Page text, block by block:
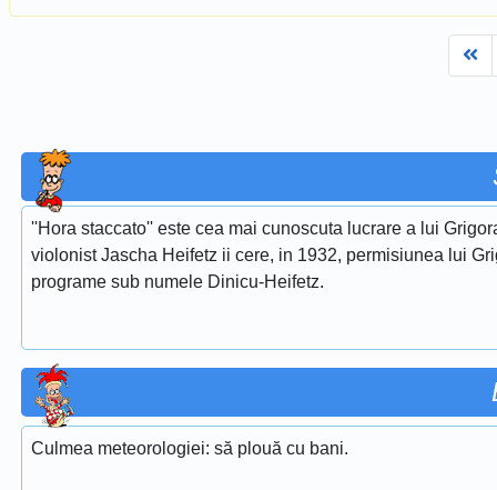
''Hora staccato'' este cea mai cunoscuta lucrare a lui
violonist Jascha Heifetz ii cere, in 1932, permisiunea lui
programe sub numele Dinicu-Heifetz.
Culmea meteorologiei: să plouă cu bani.